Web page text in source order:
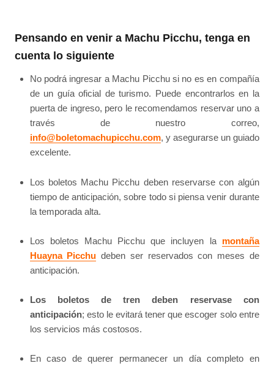
Pensando en venir a Machu Picchu, tenga en
cuenta lo siguiente
No podrá ingresar a Machu Picchu si no es en compañía
de un guía oficial de turismo. Puede encontrarlos en la
puerta de ingreso, pero le recomendamos reservar uno a
través de nuestro correo,
info@boletomachupicchu.com, y asegurarse un guiado
excelente.
Los boletos Machu Picchu deben reservarse con algún
tiempo de anticipación, sobre todo si piensa venir durante
la temporada alta.
Los boletos Machu Picchu que incluyen la montaña
Huayna Picchu deben ser reservados con meses de
anticipación.
Los boletos de tren deben reservase con
anticipación; esto le evitará tener que escoger solo entre
los servicios más costosos.
En caso de querer permanecer un día completo en